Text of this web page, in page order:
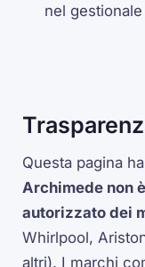
nel gestionale
Questa pagina
Archimede non
autorizzato dei
Whirlpool,
altri). I marchi